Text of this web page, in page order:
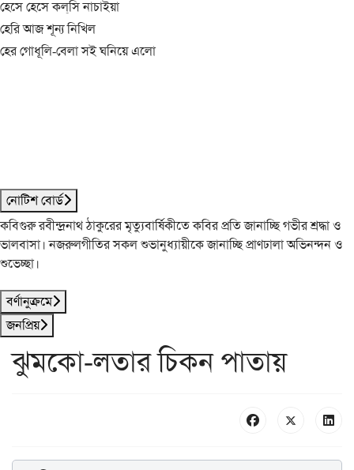
হেসে হেসে কল্‌সি নাচাইয়া
হেরি আজ শূন্য নিখিল
হের গোধূলি-বেলা সই ঘনিয়ে এলো
নোটিশ বোর্ড
কবিগুরু রবীন্দ্রনাথ ঠাকুরের মৃত্যুবার্ষিকীতে কবির প্রতি জানাচ্ছি গভীর শ্রদ্ধা ও
ভালবাসা। নজরুলগীতির সকল শুভানুধ্যায়ীকে জানাচ্ছি প্রাণঢালা অভিনন্দন ও
শুভেচ্ছা।
বর্ণানুক্রমে
জনপ্রিয়
ঝুমকো-লতার চিকন পাতায়